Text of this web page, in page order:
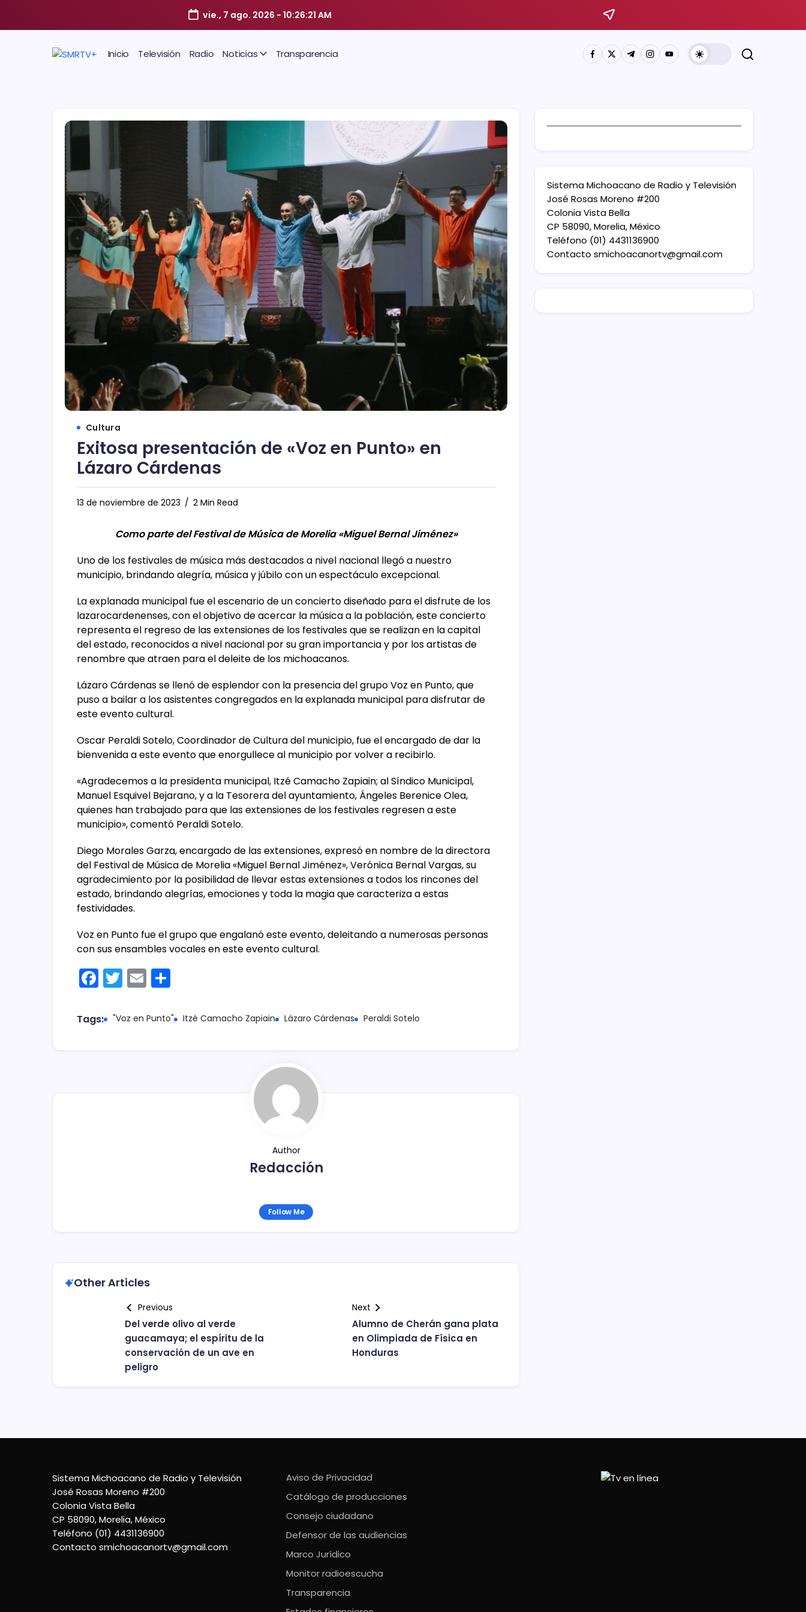
vie., 7 ago. 2026 - 10:26:22 AM
Inicio Televisión Radio Noticias Transparencia
Cultura
Exitosa presentación de «Voz en Punto» en
Lázaro Cárdenas
13 de noviembre de 2023 2 Min Read
Como parte del Festival de Música de Morelia «Miguel Bernal Jiménez»
Uno de los festivales de música más destacados a nivel nacional llegó a nuestro
municipio, brindando alegría, música y júbilo con un espectáculo excepcional.
La explanada municipal fue el escenario de un concierto diseñado para el disfrute de los
lazarocardenenses, con el objetivo de acercar la música a la población, este concierto
representa el regreso de las extensiones de los festivales que se realizan en la capital
del estado, reconocidos a nivel nacional por su gran importancia y por los artistas de
renombre que atraen para el deleite de los michoacanos.
Lázaro Cárdenas se llenó de esplendor con la presencia del grupo Voz en Punto, que
puso a bailar a los asistentes congregados en la explanada municipal para disfrutar de
este evento cultural.
Oscar Peraldi Sotelo, Coordinador de Cultura del municipio, fue el encargado de dar la
bienvenida a este evento que enorgullece al municipio por volver a recibirlo.
«Agradecemos a la presidenta municipal, Itzé Camacho Zapiain; al Síndico Municipal,
Manuel Esquivel Bejarano, y a la Tesorera del ayuntamiento, Ángeles Berenice Olea,
quienes han trabajado para que las extensiones de los festivales regresen a este
municipio», comentó Peraldi Sotelo.
Diego Morales Garza, encargado de las extensiones, expresó en nombre de la directora
del Festival de Música de Morelia «Miguel Bernal Jiménez», Verónica Bernal Vargas, su
agradecimiento por la posibilidad de llevar estas extensiones a todos los rincones del
estado, brindando alegrías, emociones y toda la magia que caracteriza a estas
festividades.
Voz en Punto fue el grupo que engalanó este evento, deleitando a numerosas personas
con sus ensambles vocales en este evento cultural.
F
c
T
itt
E
ai m
Tags: "Voz en Punto" Itzé Camacho Zapiain Lázaro Cárdenas Peraldi Sotelo
Author
Redacción
Follow Me
Other Articles
Previous
Del verde olivo al verde
guacamaya; el espíritu de la
conservación de un ave en
peligro
Next
Alumno de Cherán gana plata
en Olimpiada de Física en
Honduras
Sistema Michoacano de Radio y Televisión
José Rosas Moreno #200
Colonia Vista Bella
CP 58090, Morelia, México
Teléfono (01) 4431136900
Contacto smichoacanortv@gmail.com
Sistema Michoacano de Radio y Televisión
José Rosas Moreno #200
Colonia Vista Bella
CP 58090, Morelia, México
Teléfono (01) 4431136900
Contacto smichoacanortv@gmail.com
Aviso de Privacidad
Catálogo de producciones
Consejo ciudadano
Defensor de las audiencias
Marco Jurídico
Monitor radioescucha
Transparencia